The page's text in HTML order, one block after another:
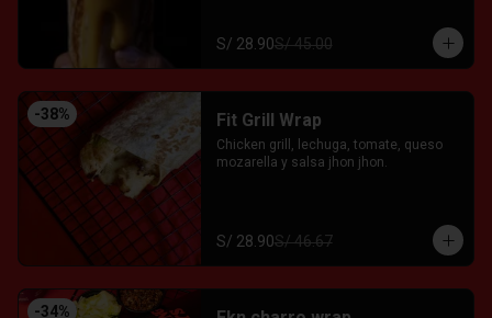
S/ 28.90S/ 45.00
-38% Fit Grill Wrap
Chicken grill, lechuga, tomate, queso
mozarella y salsa jhon jhon.
S/ 28.90S/ 46.67
-34%